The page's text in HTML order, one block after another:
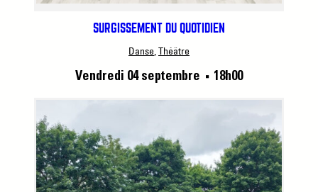
SURGISSEMENT DU QUOTIDIEN
Danse, Théâtre
Vendredi 04 septembre ■ 18h00